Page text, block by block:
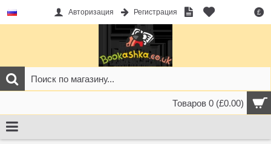
£
Авторизация Регистрация
Товаров 0 (£0.00)